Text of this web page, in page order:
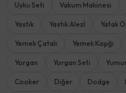
Uyku Seti Vakum Makinesi
Yastık Yastık Alezİ Yatak
Yemek Çatalı Yemek Kaşığı
Yorgan Yorgan Seti
Cooker Diğer Dodge